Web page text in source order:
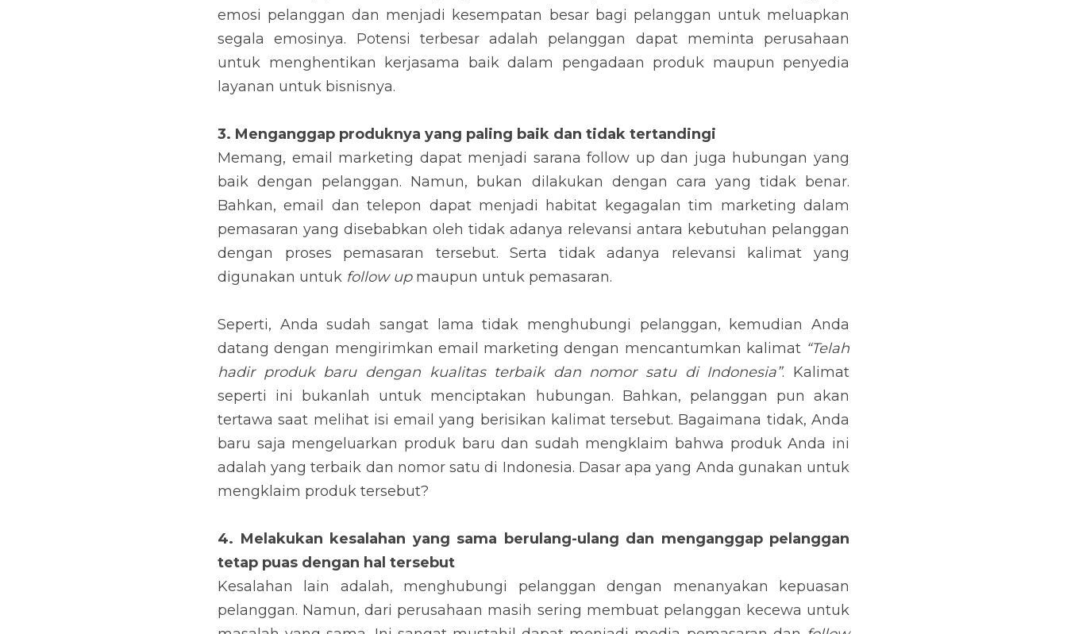
menghentikan kerjasama baik dalam pengadaan produk maupun penyedia layanan untuk
bisnisnya.
3. Menganggap produknya yang paling baik dan tidak tertandingi
pelanggan. Namun, bukan dilakukan dengan cara yang tidak benar. Bahkan, email dan telepon
dapat menjadi habitat kegagalan tim marketing dalam pemasaran yang disebabkan oleh tidak
adanya relevansi antara kebutuhan pelanggan dengan proses pemasaran tersebut. Serta tidak
adanya relevansi kalimat yang digunakan untuk follow up maupun untuk pemasaran.
Seperti, Anda sudah sangat lama tidak menghubungi pelanggan, kemudian Anda datang dengan
mengirimkan email marketing dengan mencantumkan kalimat
hubungan. Bahkan, pelanggan pun akan tertawa saat melihat isi email yang berisikan kalimat
tersebut. Bagaimana tidak, Anda baru saja mengeluarkan produk baru dan sudah mengklaim
bahwa produk Anda ini adalah yang terbaik dan nomor satu di Indonesia. Dasar apa yang Anda
gunakan untuk mengklaim produk tersebut?
4. Melakukan kesalahan yang sama berulang-ulang dan menganggap pelanggan tetap puas
dengan hal tersebut
Kesalahan lain adalah, menghubungi pelanggan dengan menanyakan kepuasan pelanggan.
sangat mustahil dapat menjadi media pemasaran dan follow up yang potensial bagi perusahaan.
Untuk itu, jika Anda ingin menghasilkan pemasaran dan
Anda harus memiliki data-data pelanggan dan prospek yang tersimpan secara terpusat dan
menyeluruh.